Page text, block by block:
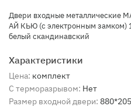
Двери входные металлические
АЙ КЬЮ (с электронным
белый скандинавский
Характеристики
Цена: комплект
С терморазрывом: Нет
Размер входной двери: